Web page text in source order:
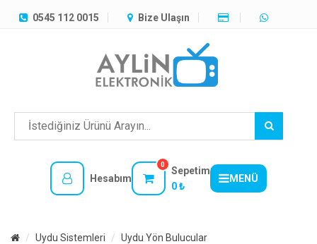
0545 112 0015 Bize Ulaşın
Hesabım
0
Sepetim
0 ₺
MENÜ
TÜM
Uydu Sistemleri Uydu Yön Bulucular